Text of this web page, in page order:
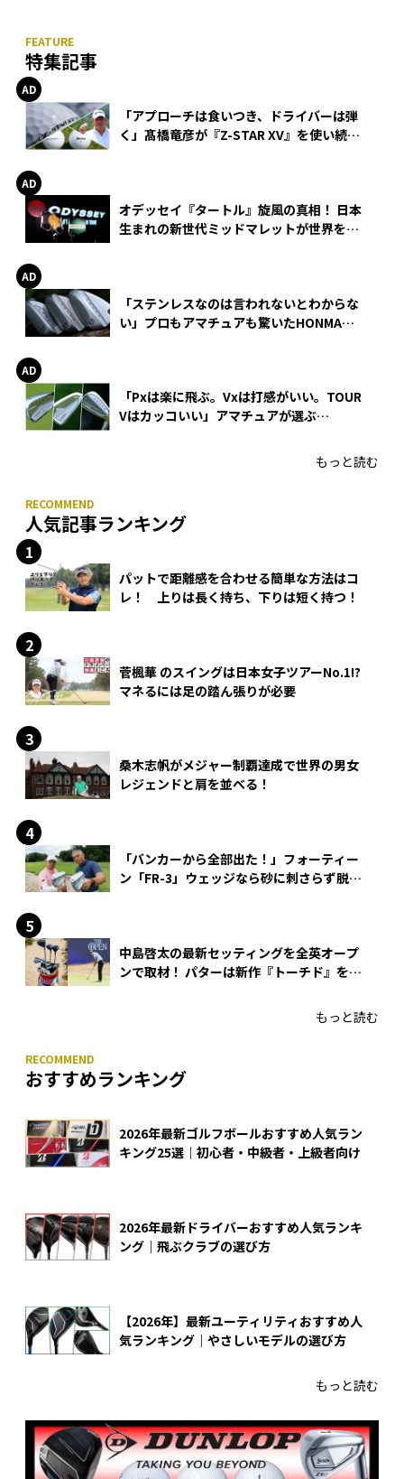
特集記事
「アプローチは食いつき、ドライバーは弾
く」髙橋竜彦が『Z-STAR XV』を使い続け
オデッセイ『タートル』旋風の真相！ 日本
生まれの新世代ミッドマレットが世界を席
「ステンレスなのは言われないとわからな
い」プロもアマチュアも驚いたHONMA
「Pxは楽に飛ぶ。Vxは打感がいい。TOUR
Vはカッコいい」アマチュアが選ぶ
もっと読む
人気記事ランキング
パットで距離感を合わせる簡単な方法はコ
レ！ 上りは長く持ち、下りは短く持つ！
菅楓華 のスイングは日本女子ツアーNo.1!?
マネるには足の踏ん張りが必要
桑木志帆がメジャー制覇達成で世界の男女
レジェンドと肩を並べる！
「バンカーから全部出た！」フォーティー
ン「FR-3」ウェッジなら砂に刺さらず脱出
中島啓太の最新セッティングを全英オープ
ンで取材！ パターは新作『トーチド』を投
もっと読む
おすすめランキング
2026年最新ゴルフボールおすすめ人気ラン
キング25選｜初心者・中級者・上級者向け
2026年最新ドライバーおすすめ人気ランキ
ング｜飛ぶクラブの選び方
【2026年】最新ユーティリティおすすめ人
気ランキング｜やさしいモデルの選び方
もっと読む